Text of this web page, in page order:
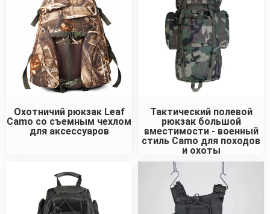
Охотничий рюкзак Leaf
Camo со съемным чехлом
для аксессуаров
Тактический полевой
рюкзак большой
вместимости - военный
стиль Camo для походов
и охоты